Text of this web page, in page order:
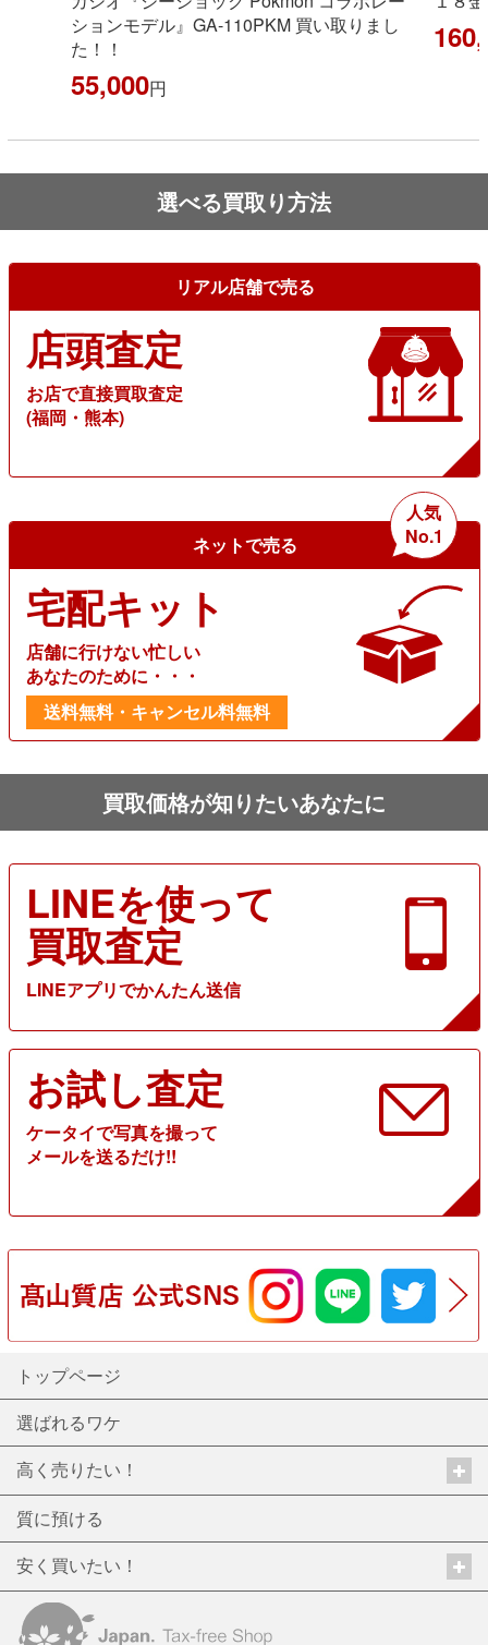
ションモデル』GA-110PKM 買い取りまし
た！！
55,000円
選べる買取り方法
リアル店舗で売る
店頭査定
お店で直接買取査定
(福岡・熊本)
ネットで売る
人気
No.1
宅配キット
店舗に行けない忙しい
あなたのために・・・
送料無料・キャンセル料無料
買取価格が知りたいあなたに
LINEを使って
買取査定
LINEアプリでかんたん送信
お試し査定
ケータイで写真を撮って
メールを送るだけ!!
トップページ
選ばれるワケ
高く売りたい！
質に預ける
安く買いたい！